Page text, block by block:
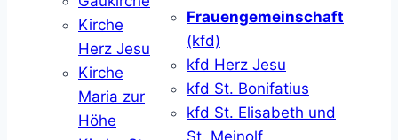
Kirche
Herz Jesu
Kirche
Maria zur
Höhe
Frauengemeinschaft
(kfd)
kfd Herz Jesu
kfd St. Bonifatius
kfd St. Elisabeth und
St. Meinolf